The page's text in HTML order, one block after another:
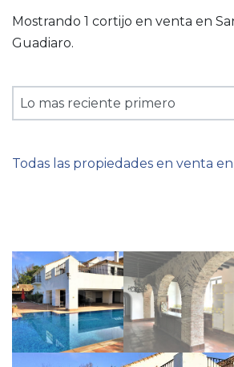
Mostrando 1 cortijo en venta en
Guadiaro.
Lo mas reciente primero
Todas las propiedades en venta